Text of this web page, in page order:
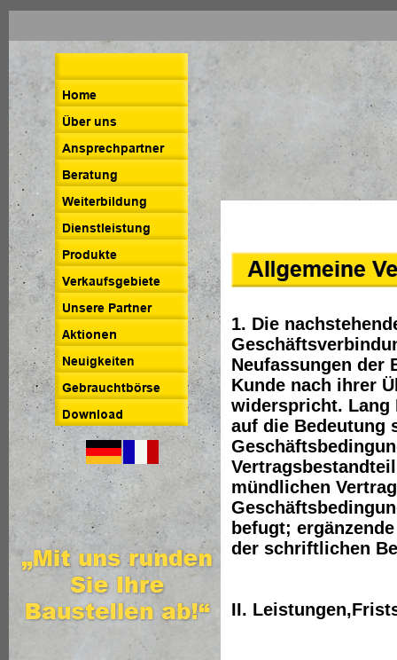
1. Die
Neufassungen der
Kunde nach ihrer
widerspricht. Lang
auf die Bedeutung
mündlichen
befugt;
der schriftlichen
II.